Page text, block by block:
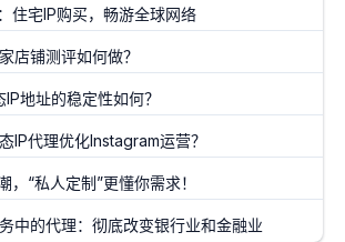
住宅IP购买，畅游全球网络
店铺测评如何做？
地址的稳定性如何？
IP代理优化Instagram运营？
，“私人定制”更懂你需求！
中的代理：彻底改变银行业和金融业